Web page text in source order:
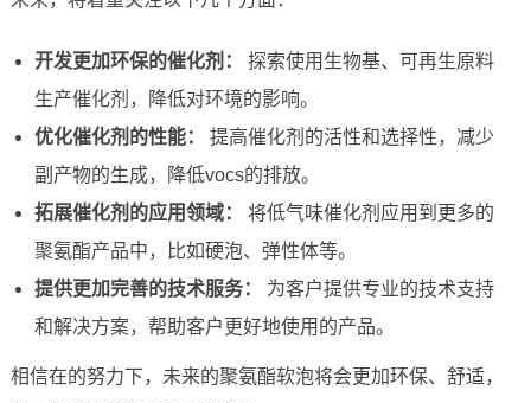
开发更加环保的催化剂：
探索使用生物基、可再生原料
生产催化剂，降低对环境的影响。
优化催化剂的性能：
提高催化剂的活性和选择性，减少
副产物的生成，降低vocs的排放。
拓展催化剂的应用领域：
将低气味催化剂应用到更多的
聚氨酯产品中，比如硬泡、弹性体等。
提供更加完善的技术服务：
为客户提供专业的技术支持
和解决方案，帮助客户更好地使用的产品。
相信在的努力下，未来的聚氨酯软泡将会更加环保、舒适，